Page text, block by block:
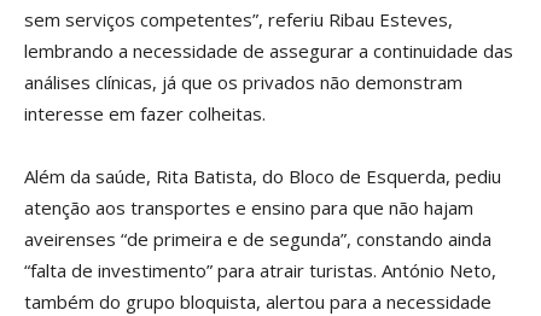
sem serviços competentes”, referiu Ribau Esteves,
lembrando a necessidade de assegurar a continuidade das
análises clínicas, já que os privados não demonstram
interesse em fazer colheitas.
Além da saúde, Rita Batista, do Bloco de Esquerda, pediu
atenção aos transportes e ensino para que não hajam
aveirenses “de primeira e de segunda”, constando ainda
“falta de investimento” para atrair turistas. António Neto,
também do grupo bloquista, alertou para a necessidade